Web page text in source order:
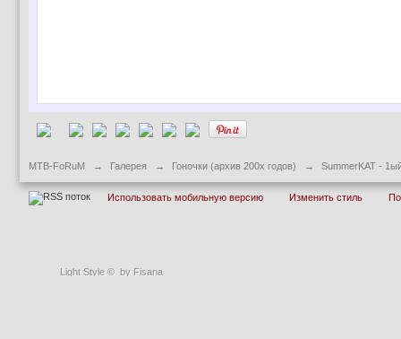
Light Style © by Fisana
MTB-FoRuM → Галерея → Гоночки (архив 200х годов) → SummerKAT -
Использовать мобильную версию Изменить стиль